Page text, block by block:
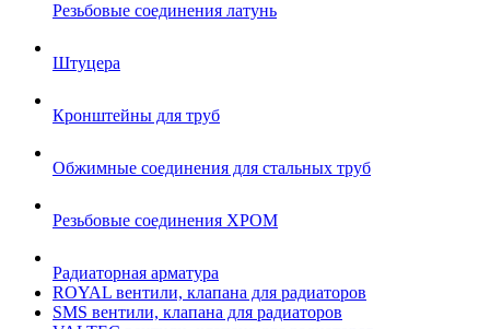
Резьбовые соединения латунь
Штуцера
Кронштейны для труб
Обжимные соединения для стальных труб
Резьбовые соединения ХРОМ
Радиаторная арматура
ROYAL вентили, клапана для радиаторов
SMS вентили, клапана для радиаторов